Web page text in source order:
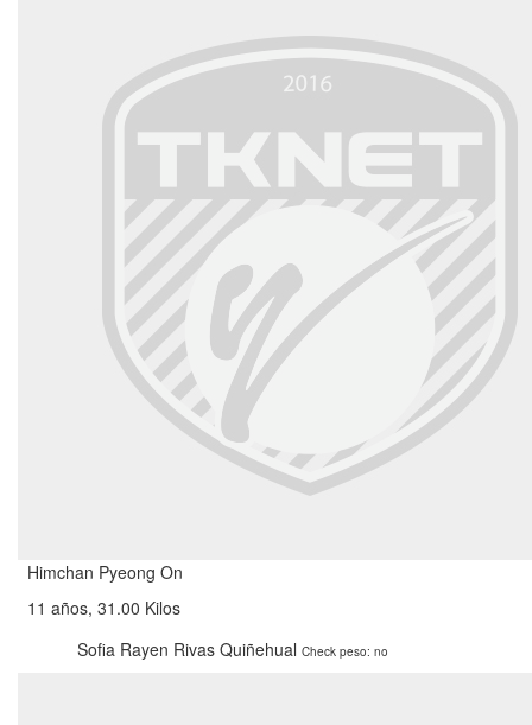
Himchan Pyeong On
11 años, 31.00 Kilos
Sofia Rayen Rivas Quiñehual Check peso: no